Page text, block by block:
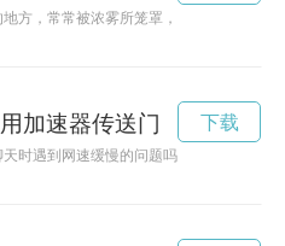
方，常常被浓雾所笼罩，令人心生敬畏
加速器传送门
时遇到网速缓慢的问题吗？别着急，现
下载